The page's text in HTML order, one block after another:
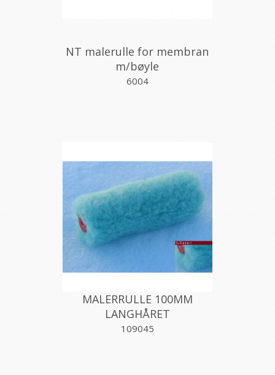
NT malerulle for membran
m/bøyle
6004
MALERRULLE 100MM
LANGHÅRET
109045